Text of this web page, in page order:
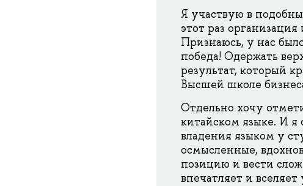
Я участвую в
этот раз
Признаюсь, у нас
победа! Одержать
результат, который
Высшей школе
Отдельно хочу
китайском языке. И я
владения языком у
осмысленные,
позицию и вести
впечатляет и